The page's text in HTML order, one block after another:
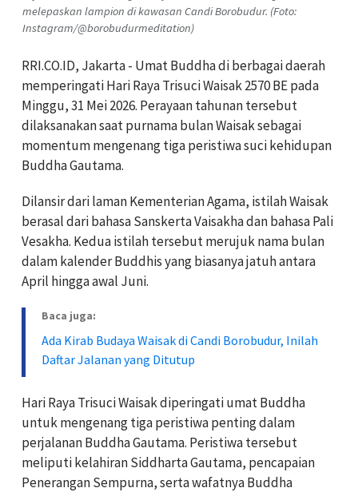
melepaskan lampion di kawasan Candi Borobudur. (Foto:
Instagram/@borobudurmeditation)
RRI.CO.ID, Jakarta - Umat Buddha di berbagai daerah
memperingati Hari Raya Trisuci Waisak 2570 BE pada
Minggu, 31 Mei 2026. Perayaan tahunan tersebut
dilaksanakan saat purnama bulan Waisak sebagai
momentum mengenang tiga peristiwa suci kehidupan
Buddha Gautama.
Dilansir dari laman Kementerian Agama, istilah Waisak
berasal dari bahasa Sanskerta Vaisakha dan bahasa Pali
Vesakha. Kedua istilah tersebut merujuk nama bulan
dalam kalender Buddhis yang biasanya jatuh antara
April hingga awal Juni.
Baca juga:
Ada Kirab Budaya Waisak di Candi Borobudur, Inilah
Daftar Jalanan yang Ditutup
Hari Raya Trisuci Waisak diperingati umat Buddha
untuk mengenang tiga peristiwa penting dalam
perjalanan Buddha Gautama. Peristiwa tersebut
meliputi kelahiran Siddharta Gautama, pencapaian
Penerangan Sempurna, serta wafatnya Buddha